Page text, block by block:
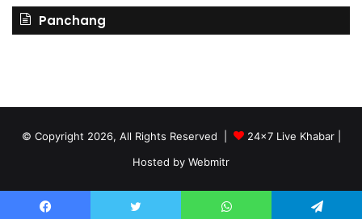
Panchang
© Copyright 2026, All Rights Reserved | 24x7 Live Khabar|
Hosted by Webmitr